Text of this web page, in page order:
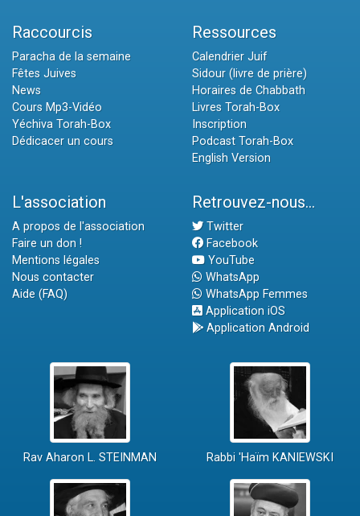
Raccourcis
Paracha de la semaine
Fêtes Juives
News
Cours Mp3-Vidéo
Yéchiva Torah-Box
Dédicacer un cours
Ressources
Calendrier Juif
Sidour (livre de prière)
Horaires de Chabbath
Livres Torah-Box
Inscription
Podcast Torah-Box
English Version
L'association
A propos de l'association
Faire un don !
Mentions légales
Nous contacter
Aide (FAQ)
Retrouvez-nous...
Twitter
Facebook
YouTube
WhatsApp
WhatsApp Femmes
Application iOS
Application Android
Rav Aharon L. STEINMAN Rabbi 'Haïm KANIEWSKI